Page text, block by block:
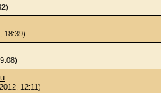
18:39)
12:11)